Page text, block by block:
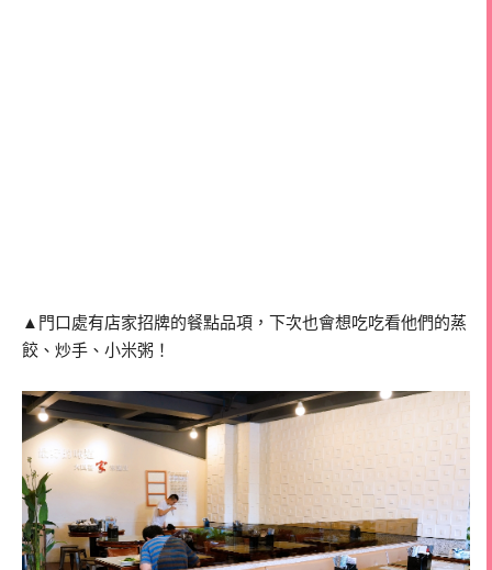
▲門口處有店家招牌的餐點品項，下次也會想吃吃看他們的蒸
餃、炒手、小米粥！